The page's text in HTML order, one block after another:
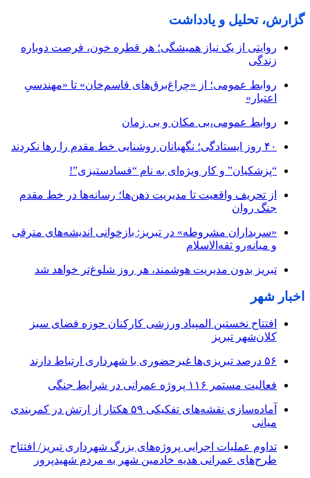
گزارش، تحلیل و یادداشت
روایتی از یک نیاز همیشگی؛ هر قطره خون، فرصت دوباره
زندگی
روابط عمومی؛ از «چراغ‌برق‌های قاسم‌خان» تا «مهندسیِ
اعتبار»
روابط عمومی،بی مکان و بی زمان
۴۰ روز ایستادگی؛ نگهبانان روشنایی خط مقدم را رها نکردند
“پزشکیان” و کار ویژه‌ای به نام “فسادستیزی”!
از تحریف واقعیت تا مدیریت ذهن‌ها؛ رسانه‌ها در خط مقدم
جنگ روان
«سربداران مشروطه» در تبریز: بازخوانی اندیشه‌های مترقی
و میانه‌رو ثقه‌الاسلام
تبریز بدون مدیریت هوشمند، هر روز شلوغ‌تر خواهد شد
اخبار شهر
افتتاح نخستین المپیاد ورزشی کارکنان حوزه فضای سبز
کلان‌شهر تبریز
۵۶ درصد تبریزی‌ها غیرحضوری با شهرداری ارتباط دارند
فعالیت مستمر ۱۱۶ پروژه عمرانی در شرایط جنگی
آماده‌سازی نقشه‌های تفکیکی ۵۹ هکتار از ارتش در کمربندی
میانی
تداوم عملیات اجرایی پروژه‌های بزرگ شهرداری تبریز/ افتتاح
طرح‌های عمرانی هدیه خادمین شهر به مردم شهیدپرور